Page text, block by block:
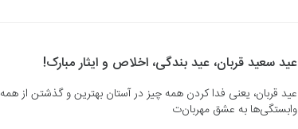
عید سعید قربان، عید بندگی، اخلاص و ایثار مبارک!
عید قربان، یعنی فدا کردن همه چیز در آستان بهترین و گذشتن از همه
وابستگی‌ها به عشق مهربان‌ت